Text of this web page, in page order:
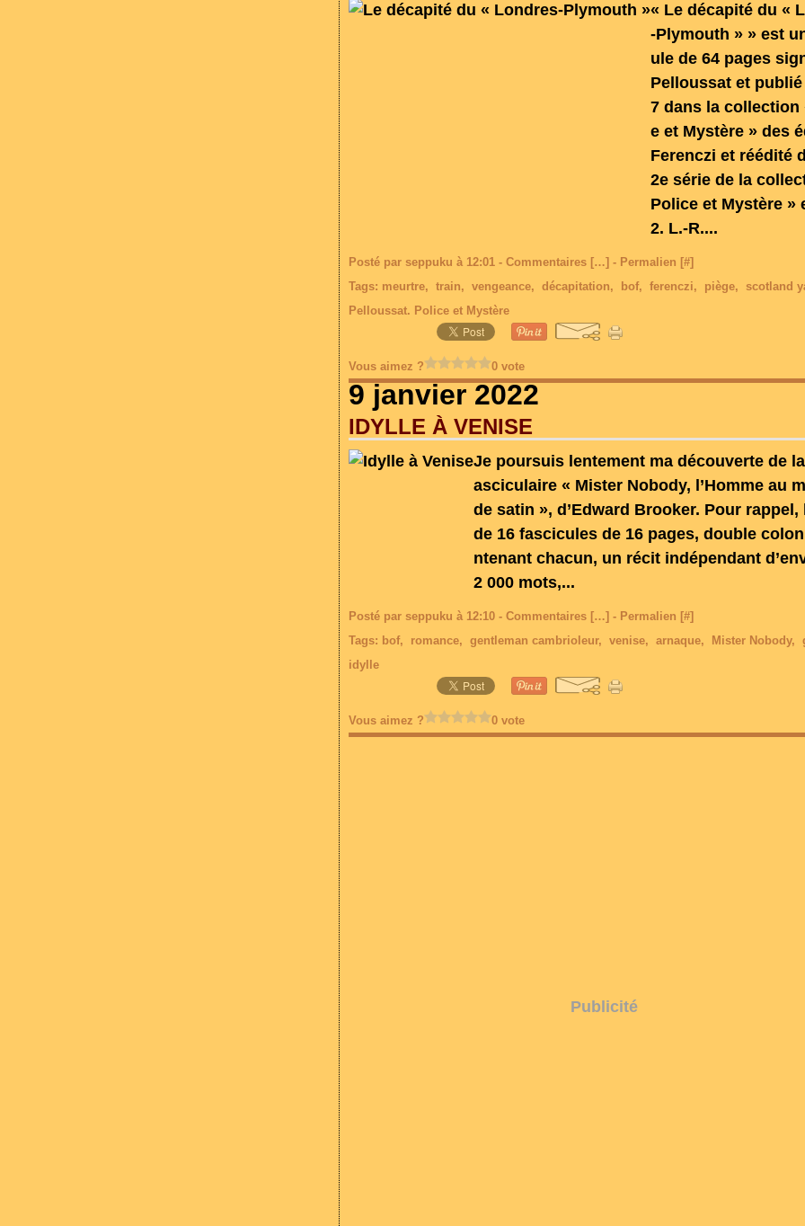
« Le décapité du «
-Plymouth » » est
ule de 64 pages
Pelloussat et publié
7 dans la collection
e et Mystère » des
Ferenczi et réédité
2e série de la
Police et Mystère »
2. L.-R....
Posté par seppuku à 12:01 - Commentaires […] - Permalien [#]
Tags: meurtre, train, vengeance, décapitation, bof, ferenczi, piège, scotland
Pelloussat. Police et Mystère
Vous aimez ? 0 vote
9 janvier 2022
IDYLLE À VENISE
Je poursuis lentement ma découverte de
asciculaire « Mister Nobody, l’Homme au
de satin », d’Edward Brooker. Pour rappel,
de 16 fascicules de 16 pages, double
ntenant chacun, un récit indépendant
2 000 mots,...
Posté par seppuku à 12:10 - Commentaires […] - Permalien [#]
Tags: bof, romance, gentleman cambrioleur, venise, arnaque, Mister Nobody,
idylle
Vous aimez ? 0 vote
Publicité